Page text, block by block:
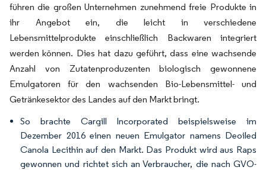
führen die großen Unternehmen zunehmend freie Produkte in
ihr Angebot ein, die leicht in verschiedene
Lebensmittelprodukte einschließlich Backwaren integriert
werden können. Dies hat dazu geführt, dass eine wachsende
Anzahl von Zutatenproduzenten biologisch gewonnene
Emulgatoren für den wachsenden Bio-Lebensmittel- und
Getränkesektor des Landes auf den Markt bringt.
So brachte Cargill Incorporated beispielsweise im
Dezember 2016 einen neuen Emulgator namens Deoiled
Canola Lecithin auf den Markt. Das Produkt wird aus Raps
gewonnen und richtet sich an Verbraucher, die nach GVO-